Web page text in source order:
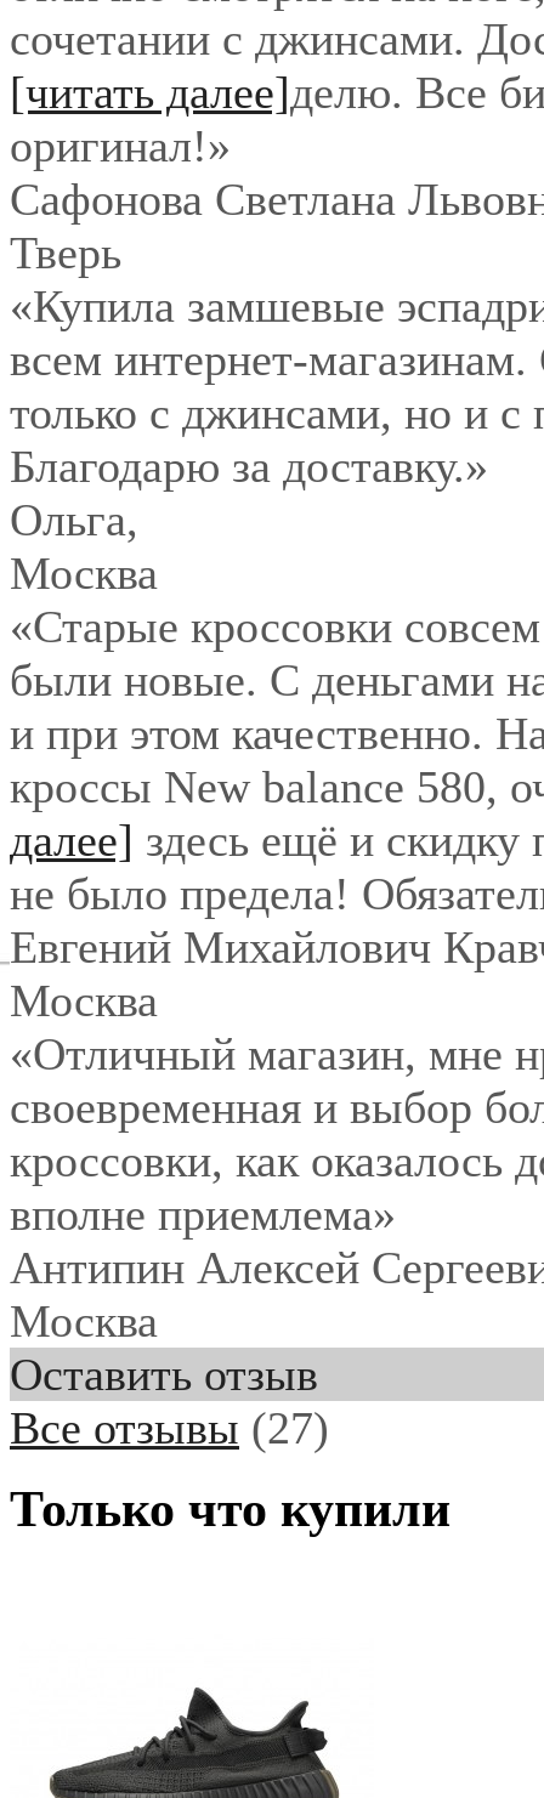
сочетании с джинсами.
[читать далее]делю. Все
оригинал!»
Сафонова Светлана
Тверь
«Купила замшевые
всем интернет-
только с джинсами, но и с
Благодарю за доставку.»
Ольга,
Москва
«Старые кроссовки
были новые. С деньгами
и при этом качественно.
кроссы New balance 580,
далее] здесь ещё и
не было предела!
Евгений Михайлович
Москва
«Отличный магазин, мне
своевременная и выбор
кроссовки, как оказалось
вполне приемлема»
Антипин Алексей
Москва
Оставить отзыв
Все отзывы (27)
Только что купили